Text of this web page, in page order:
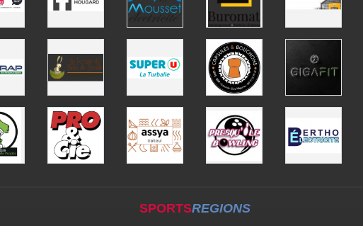
SPORTSREGIONS